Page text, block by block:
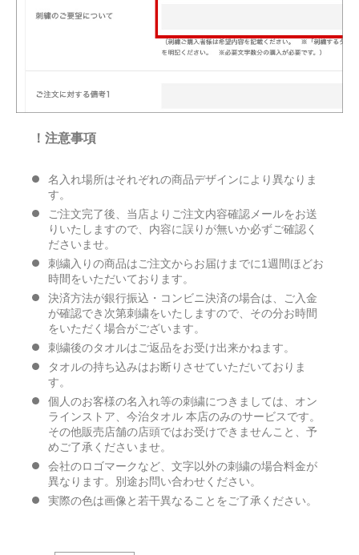
！注意事項
名入れ場所はそれぞれの商品デザインにより異なりま
す。
ご注文完了後、当店よりご注文内容確認メールをお送
りいたしますので、内容に誤りが無いか必ずご確認く
ださいませ。
刺繍入りの商品はご注文からお届けまでに1週間ほどお
時間をいただいております。
決済方法が銀行振込・コンビニ決済の場合は、ご入金
が確認でき次第刺繍をいたしますので、その分お時間
をいただく場合がございます。
刺繍後のタオルはご返品をお受け出来かねます。
タオルの持ち込みはお断りさせていただいておりま
す。
個人のお客様の名入れ等の刺繍につきましては、オン
ラインストア、今治タオル 本店のみのサービスです。
その他販売店舗の店頭ではお受けできませんこと、予
めご了承くださいませ。
会社のロゴマークなど、文字以外の刺繍の場合料金が
異なります。別途お問い合わせください。
実際の色は画像と若干異なることをご了承ください。